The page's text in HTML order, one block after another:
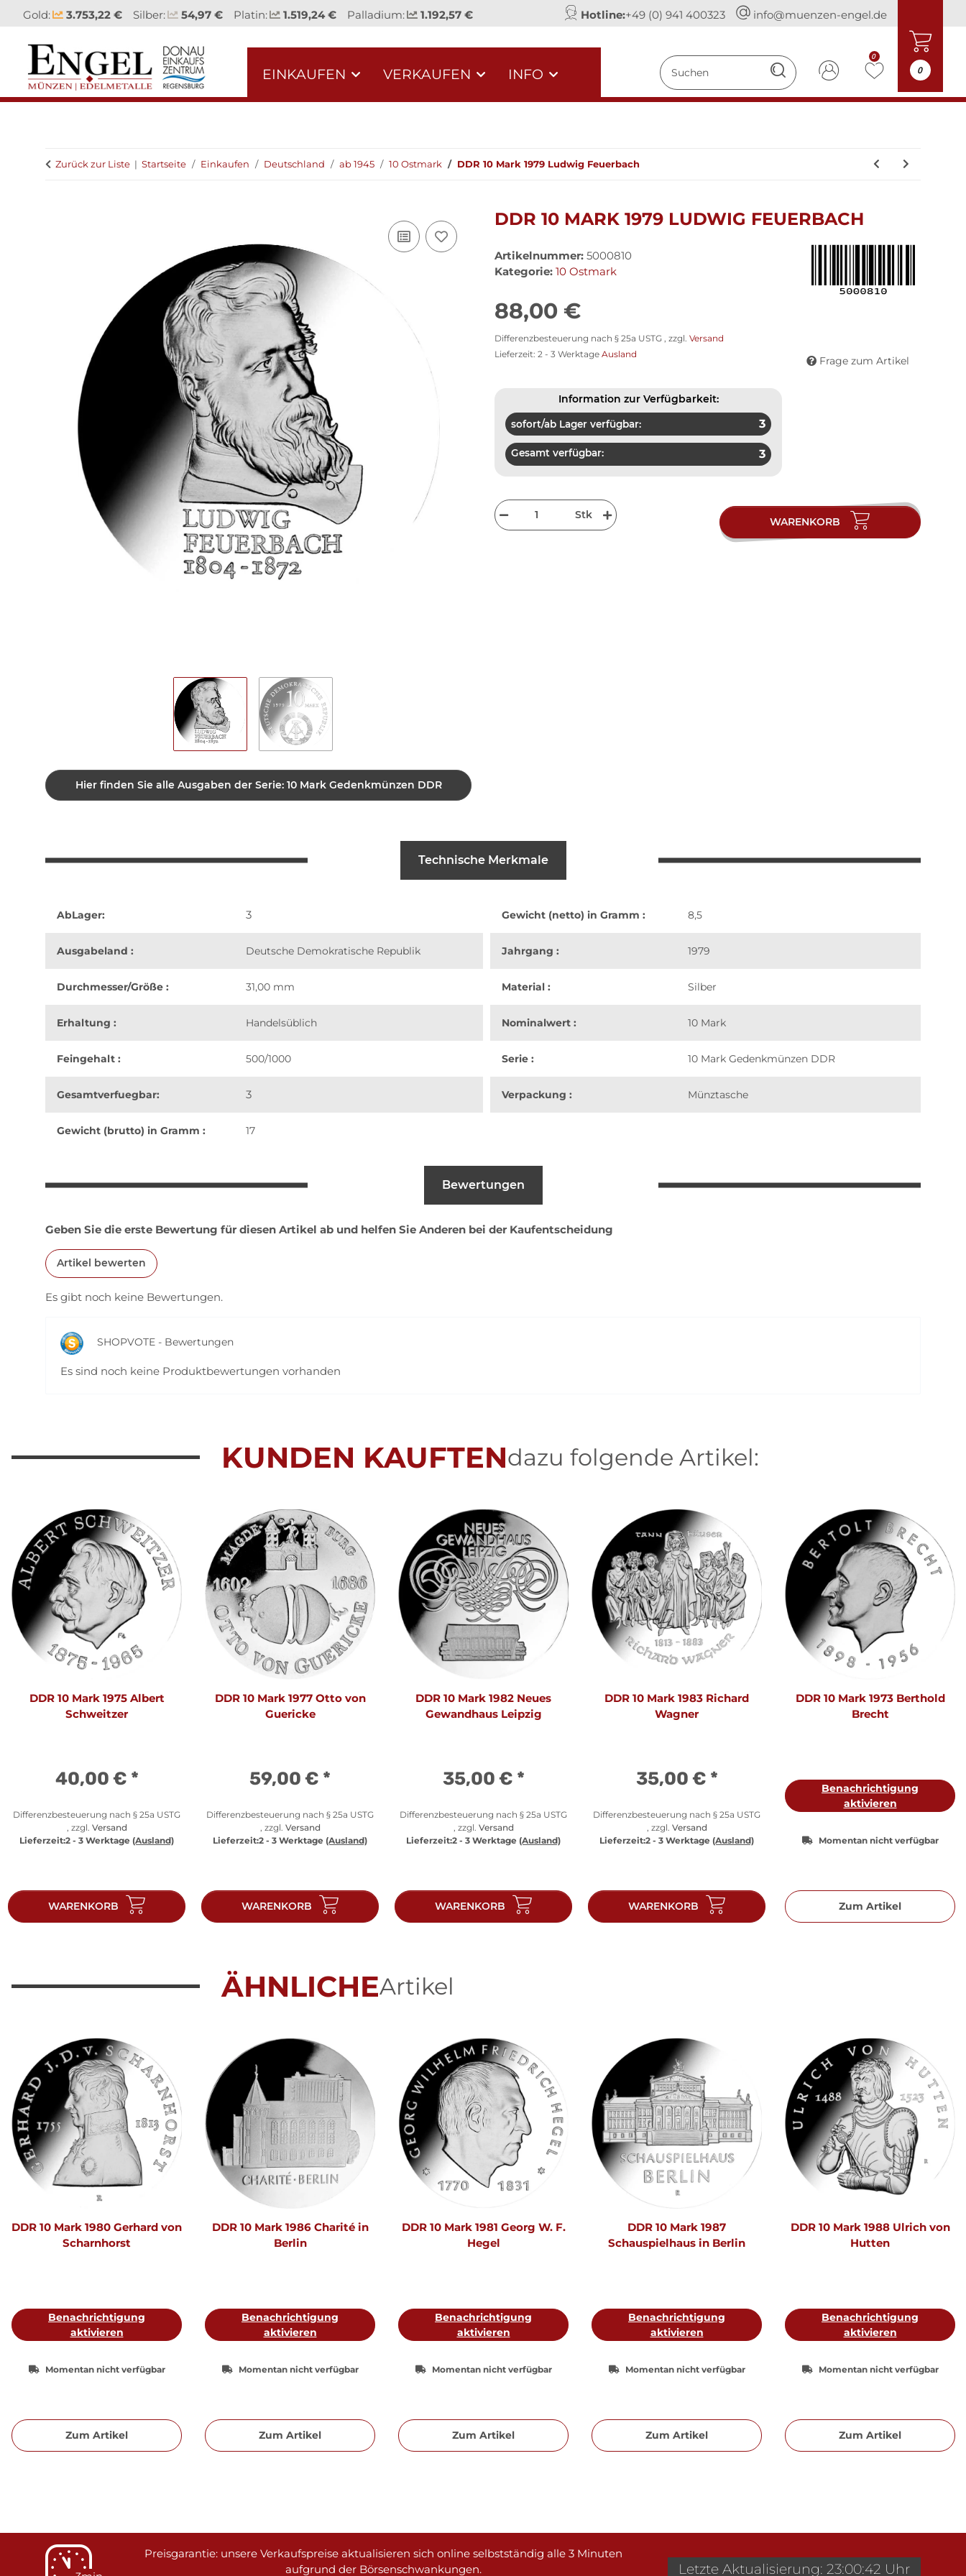
Gold: 3.753,22 € Silber: 54,97 € Platin: 1.519,24 € Palladium: 1.192,57 € Hotline:+49 (0) 941 400323 info@muenzen-engel.de
0
0
EINKAUFEN VERKAUFEN INFO
Zurück zur Liste Startseite Einkaufen Deutschland ab 1945 10 Ostmark DDR 10 Mark 1979 Ludwig Feuerbach
Hier finden Sie alle Ausgaben der Serie: 10 Mark Gedenkmünzen DDR
DDR 10 MARK 1979 LUDWIG FEUERBACH
Artikelnummer: 5000810
Kategorie: 10 Ostmark
88,00 €
Differenzbesteuerung nach § 25a USTG , zzgl. Versand
Lieferzeit: 2 - 3 Werktage Ausland
Frage zum Artikel
Information zur Verfügbarkeit:
sofort/ab Lager verfügbar: 3
Gesamt verfügbar: 3
Stk
WARENKORB
Technische Merkmale
AbLager: 3
Ausgabeland : Deutsche Demokratische Republik
Durchmesser/Größe : 31,00 mm
Erhaltung : Handelsüblich
Feingehalt : 500/1000
Gesamtverfuegbar: 3
Gewicht (brutto) in Gramm : 17
Gewicht (netto) in Gramm : 8,5
Jahrgang : 1979
Material : Silber
Nominalwert : 10 Mark
Serie : 10 Mark Gedenkmünzen DDR
Verpackung : Münztasche
Bewertungen
Geben Sie die erste Bewertung für diesen Artikel ab und helfen Sie Anderen bei der Kaufentscheidung
Artikel bewerten
Es gibt noch keine Bewertungen.
SHOPVOTE - Bewertungen
Es sind noch keine Produktbewertungen vorhanden
KUNDEN KAUFTENdazu folgende Artikel:
DDR 10 Mark 1975 Albert
Schweitzer
40,00 € *
Differenzbesteuerung nach § 25a USTG
, zzgl. Versand
Lieferzeit:2 - 3 Werktage (Ausland)
WARENKORB
DDR 10 Mark 1977 Otto von
Guericke
59,00 € *
Differenzbesteuerung nach § 25a USTG
, zzgl. Versand
Lieferzeit:2 - 3 Werktage (Ausland)
WARENKORB
DDR 10 Mark 1982 Neues
Gewandhaus Leipzig
35,00 € *
Differenzbesteuerung nach § 25a USTG
, zzgl. Versand
Lieferzeit:2 - 3 Werktage (Ausland)
WARENKORB
DDR 10 Mark 1983 Richard
Wagner
35,00 € *
Differenzbesteuerung nach § 25a USTG
, zzgl. Versand
Lieferzeit:2 - 3 Werktage (Ausland)
WARENKORB
DDR 10 Mark 1973 Berthold
Brecht
Benachrichtigung
aktivieren
Momentan nicht verfügbar
Zum Artikel
ÄHNLICHEArtikel
DDR 10 Mark 1980 Gerhard von
Scharnhorst
Benachrichtigung
aktivieren
Momentan nicht verfügbar
Zum Artikel
DDR 10 Mark 1986 Charité in
Berlin
Benachrichtigung
aktivieren
Momentan nicht verfügbar
Zum Artikel
DDR 10 Mark 1981 Georg W. F.
Hegel
Benachrichtigung
aktivieren
Momentan nicht verfügbar
Zum Artikel
DDR 10 Mark 1987
Schauspielhaus in Berlin
Benachrichtigung
aktivieren
Momentan nicht verfügbar
Zum Artikel
DDR 10 Mark 1988 Ulrich von
Hutten
Benachrichtigung
aktivieren
Momentan nicht verfügbar
Zum Artikel
Preisgarantie: unsere Verkaufspreise aktualisieren sich online selbstständig alle 3 Minuten
aufgrund der Börsenschwankungen.
Letzte Aktualisierung: 23:00:42 Uhr